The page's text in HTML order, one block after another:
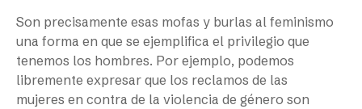
Son precisamente esas mofas y burlas al feminismo
una forma en que se ejemplifica el privilegio que
tenemos los hombres. Por ejemplo, podemos
libremente expresar que los reclamos de las
mujeres en contra de la violencia de género son